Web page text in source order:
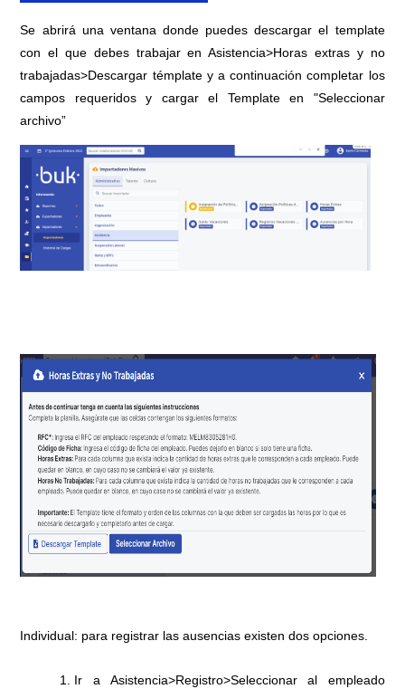
Se abrirá una ventana donde puedes descargar el template
con el que debes trabajar en Asistencia>Horas extras y no
trabajadas>Descargar témplate y a continuación completar los
campos requeridos y cargar el Template en "Seleccionar
archivo”
Individual: para registrar las ausencias existen dos opciones.
Ir a Asistencia>Registro>Seleccionar al empleado